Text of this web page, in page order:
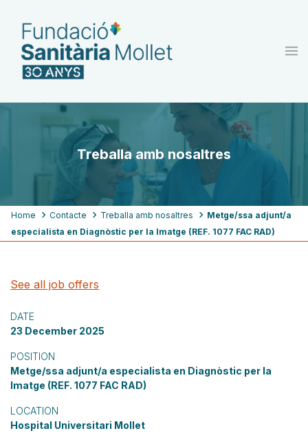
main
content
Treballa amb nosaltres
Breadcrumb
Home Contacte Treballa amb nosaltres
Metge/ssa adjunt/a
especialista en Diagnòstic per la Imatge (REF. 1077 FAC RAD)
See all job offers
DATE
23 December 2025
POSITION
Metge/ssa adjunt/a especialista en Diagnòstic per la
Imatge (REF. 1077 FAC RAD)
LOCATION
Hospital Universitari Mollet